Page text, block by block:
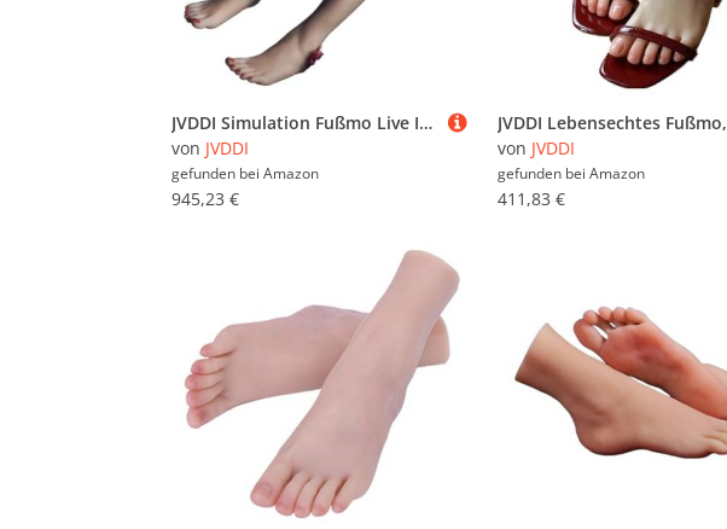
JVDDI Simulation Fußmo Live Inverted Fuß Beinmo Beinmo Schießen Display Requisiten Medizinische Malerei Lehrstrümpfe TG3700L(Toes Bone,Left Leg)
von JVDDI
gefunden bei Amazon
945,23 €
von JVDDI
gefunden bei Amazon
411,83 €